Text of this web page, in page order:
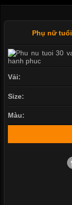
Phụ nữ
Vải:
Size:
Màu: